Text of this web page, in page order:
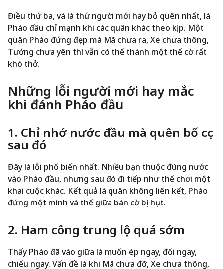
Điều thứ ba, và là thứ người mới hay bỏ quên nhất, là
Pháo đầu chỉ mạnh khi các quân khác theo kịp. Một
quân Pháo đứng đẹp mà Mã chưa ra, Xe chưa thông,
Tướng chưa yên thì vẫn có thể thành một thế cờ rất
khó thở.
Những lỗi người mới hay mắc
khi đánh Pháo đầu
1. Chỉ nhớ nước đầu mà quên bố cục
sau đó
Đây là lỗi phổ biến nhất. Nhiều bạn thuộc đúng nước
vào Pháo đầu, nhưng sau đó đi tiếp như thể chơi một
khai cuộc khác. Kết quả là quân không liên kết, Pháo
đứng một mình và thế giữa bàn cờ bị hụt.
2. Ham công trung lộ quá sớm
Thấy Pháo đã vào giữa là muốn ép ngay, đổi ngay,
chiếu ngay. Vấn đề là khi Mã chưa đỡ, Xe chưa thông,